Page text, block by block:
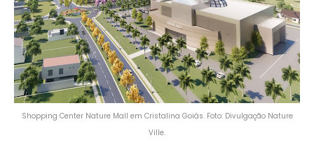
Shopping Center Nature Mall em Cristalina Goiás. Foto: Divulgação Nature
Ville.